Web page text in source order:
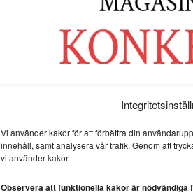
Vi använder kakor för att förbättra din
innehåll, samt analysera vår trafik. Genom att
vi använder kakor.
Observera att funktionella kakor är nödvändiga